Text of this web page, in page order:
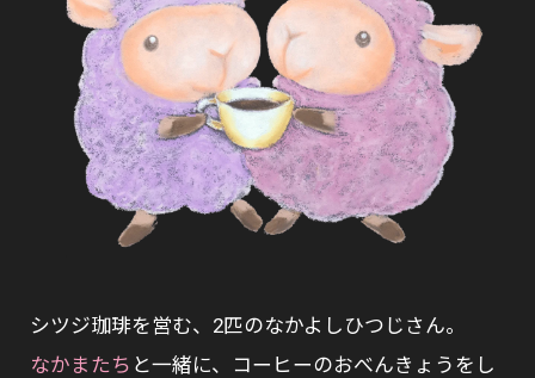
シツジ珈琲を営む、2匹のなかよしひつじさん。
なかまたち と一緒に、コーヒーのおべんきょうをし